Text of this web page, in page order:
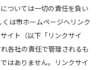
ついては一切の責任を負い
は市ホームページへリンク
イト（以下「リンクサイ
各社の責任で管理されるも
はありません。リンクサイ